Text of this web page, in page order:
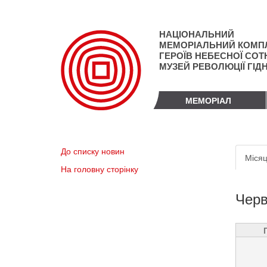
НАЦІОНАЛЬНИЙ
МЕМОРІАЛЬНИЙ
ГЕРОЇВ НЕБЕСНОЇ
МУЗЕЙ РЕВОЛЮЦІЇ
МЕМОРІАЛ
До списку новин
На головну сторінку